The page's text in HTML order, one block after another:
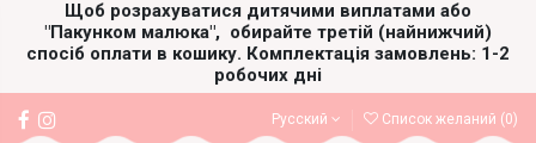
Щоб розрахуватися дитячими виплатами або
"Пакунком малюка", обирайте третій (найнижчий)
спосіб оплати в кошику. Комплектація замовлень: 1-2
робочих дні
Русский Список желаний (0)